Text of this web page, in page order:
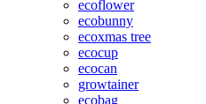
ecoflower
ecobunny
ecoxmas tree
ecocup
ecocan
growtainer
ecobag